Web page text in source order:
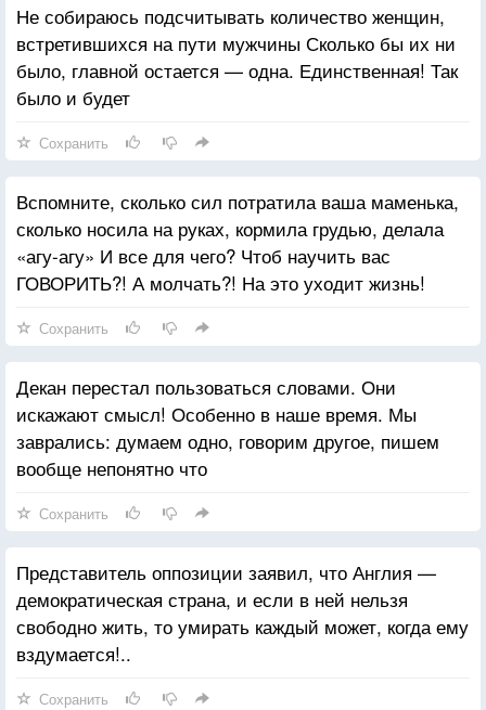
Не собираюсь подсчитывать количество женщин,
встретившихся на пути мужчины Сколько бы их ни
было, главной остается — одна. Единственная! Так
было и будет
Сохранить
Вспомните, сколько сил потратила ваша маменька,
сколько носила на руках, кормила грудью, делала
«агу-агу» И все для чего? Чтоб научить вас
ГОВОРИТЬ?! А молчать?! На это уходит жизнь!
Сохранить
Декан перестал пользоваться словами. Они
искажают смысл! Особенно в наше время. Мы
заврались: думаем одно, говорим другое, пишем
вообще непонятно что
Сохранить
Представитель оппозиции заявил, что Англия —
демократическая страна, и если в ней нельзя
свободно жить, то умирать каждый может, когда ему
вздумается!..
Сохранить